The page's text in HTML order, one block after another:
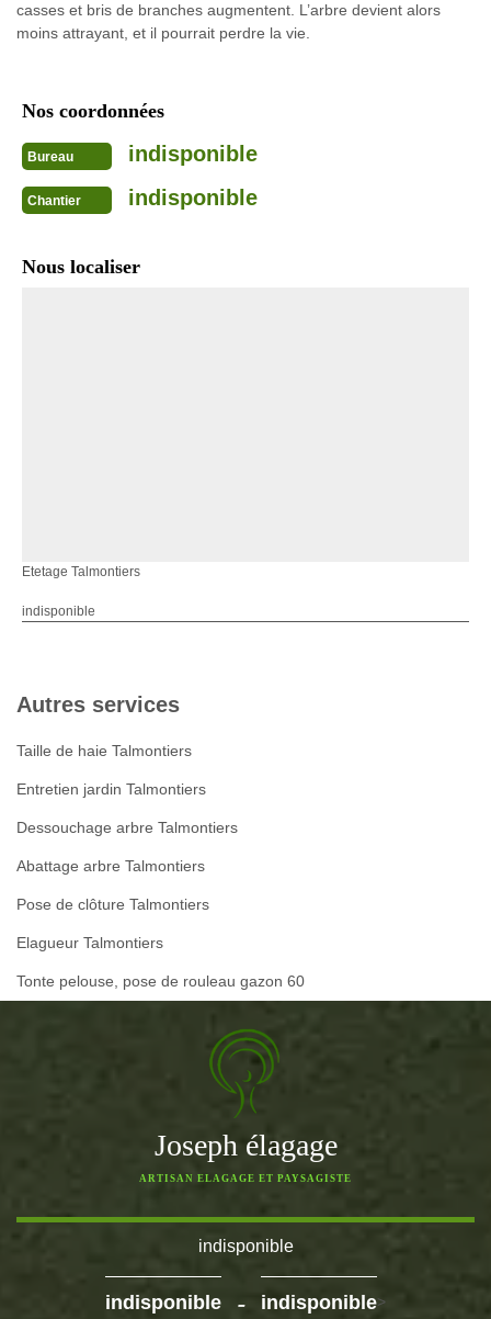
casses et bris de branches augmentent. L’arbre devient alors
moins attrayant, et il pourrait perdre la vie.
Nos coordonnées
Bureau indisponible
Chantier indisponible
Nous localiser
Etetage Talmontiers
indisponible
Autres services
Taille de haie Talmontiers
Entretien jardin Talmontiers
Dessouchage arbre Talmontiers
Abattage arbre Talmontiers
Pose de clôture Talmontiers
Elagueur Talmontiers
Tonte pelouse, pose de rouleau gazon 60
Joseph élagage
ARTISAN ELAGAGE ET PAYSAGISTE
indisponible
indisponible - indisponible>